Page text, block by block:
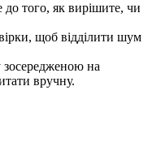
до того, як вирішите, чи
щоб відділити шум
на
вручну.